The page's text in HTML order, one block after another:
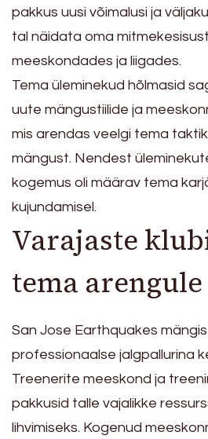
pakkus uusi võimalusi ja
tal näidata oma
meeskondades ja liigades.
Tema üleminekud hõlmasid
uute mängustiilide ja
mis arendas veelgi tema
mängust. Nendest
kogemus oli määrav tema
kujundamisel.
Varajaste
tema arengule
San Jose Earthquakes
professionaalse jalgpallurina
Treenerite meeskond ja
pakkusid talle vajalikke
lihvimiseks. Kogenud